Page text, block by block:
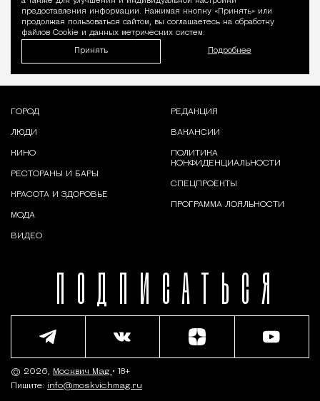
предоставления информации. Нажимая кнопку «Принять» или
продолжая пользоваться сайтом, вы соглашаетесь на обработку
файлов Cookie и данных метрических систем.
Принять Подробнее
ПОДПИСАТЬСЯ
ГОРОД
ЛЮДИ
КИНО
РЕСТОРАНЫ И БАРЫ
КРАСОТА И ЗДОРОВЬЕ
МОДА
ВИДЕО
РЕДАКЦИЯ
ВАКАНСИИ
ПОЛИТИКА
КОНФИДЕНЦИАЛЬНОСТИ
СПЕЦПРОЕКТЫ
ПРОГРАММА ЛОЯЛЬНОСТИ
© 2026, Москвич Mag • 18+
Пишите: info@moskvichmag.ru